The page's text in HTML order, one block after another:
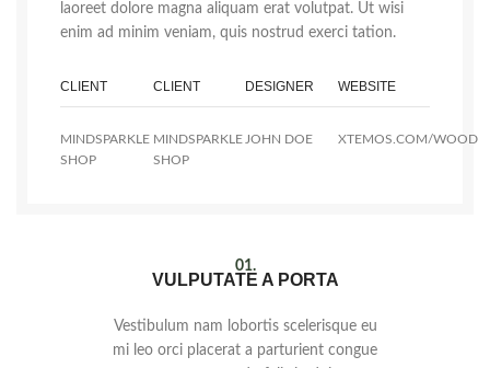
laoreet dolore magna aliquam erat volutpat. Ut wisi
enim ad minim veniam, quis nostrud exerci tation.
CLIENT
MINDSPARKLE
SHOP
CLIENT
MINDSPARKLE
SHOP
DESIGNER
JOHN DOE
WEBSITE
XTEMOS.COM/WOOD
01.
VULPUTATE A PORTA
Vestibulum nam lobortis scelerisque eu
mi leo orci placerat a parturient congue